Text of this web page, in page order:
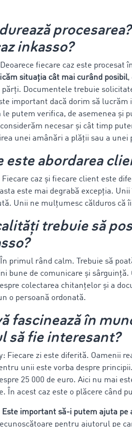
inkasso?
fiecare caz este procesat
situația cât mai curând posibil,
părți. Documentele trebuie
important dacă dorim să lucrăm
le putem verifica, de asemenea și
necesar și cât timp
unei amânări a plății sau a
este abordarea
Fiecare caz și fiecare client este
este mai degrabă excepția.
Unii ne mulțumesc călduros că
trebuie să
primul rând calm. Trebuie să
bune de comunicare și
colectarea chitanțelor și a
o persoană ordonată.
fascinează în
să fie interesant?
Fiecare zi este diferită. Oamenii
unii este vorba despre
25 000 de euro. Aici nu mai
În acest caz este o plăcere când
Este important să-i putem ajuta pe
pentru ajutorul pe